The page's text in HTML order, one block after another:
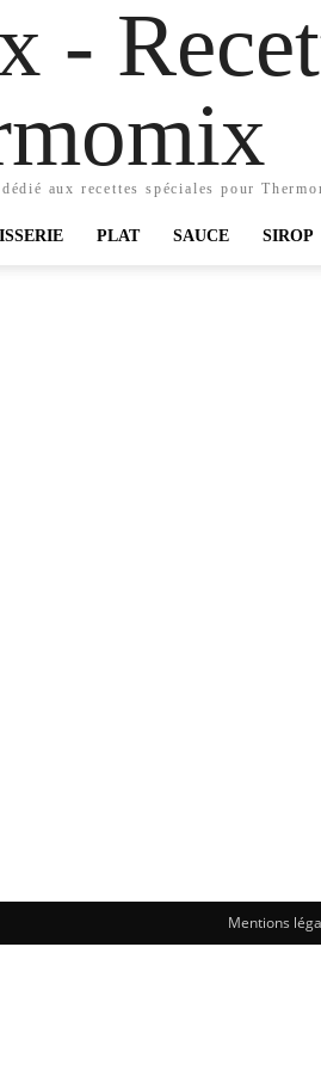
-
aux recettes spéciales pour
PLAT SAUCE SIROP
Mentions